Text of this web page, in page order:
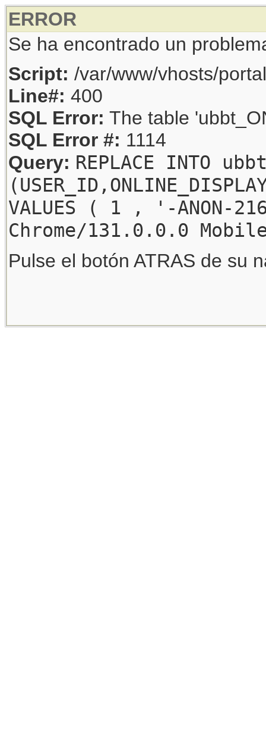
ERROR
Se ha encontrado un
Script: /var/www/vhosts/
Line#: 400
SQL Error: The table
SQL Error #: 1114
Query: REPLACE INTO
VALUES ( 1 , '-
Chrome/131.0.0.0
Pulse el botón ATRAS de su